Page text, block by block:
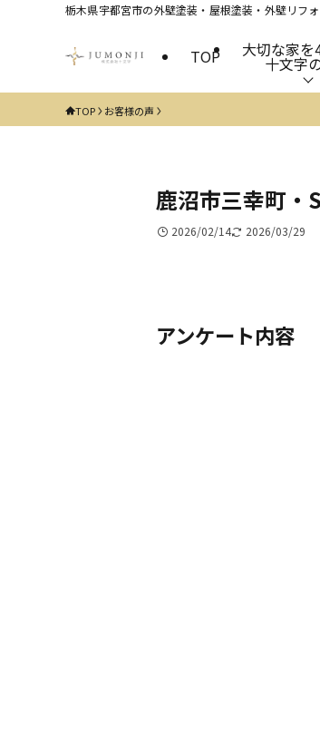
栃木県宇都宮市の外壁塗装・屋根塗装・外壁リフ
TOP 大切な家を
十文字
TOP お客様の声
鹿沼市三幸町・
2026/02/14 2026/03/29
アンケート内容